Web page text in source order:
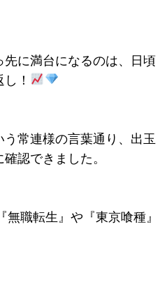
に満台になるのは、日頃
！
う常連様の言葉通り、出玉
認できました。
職転生』や『東京喰種』